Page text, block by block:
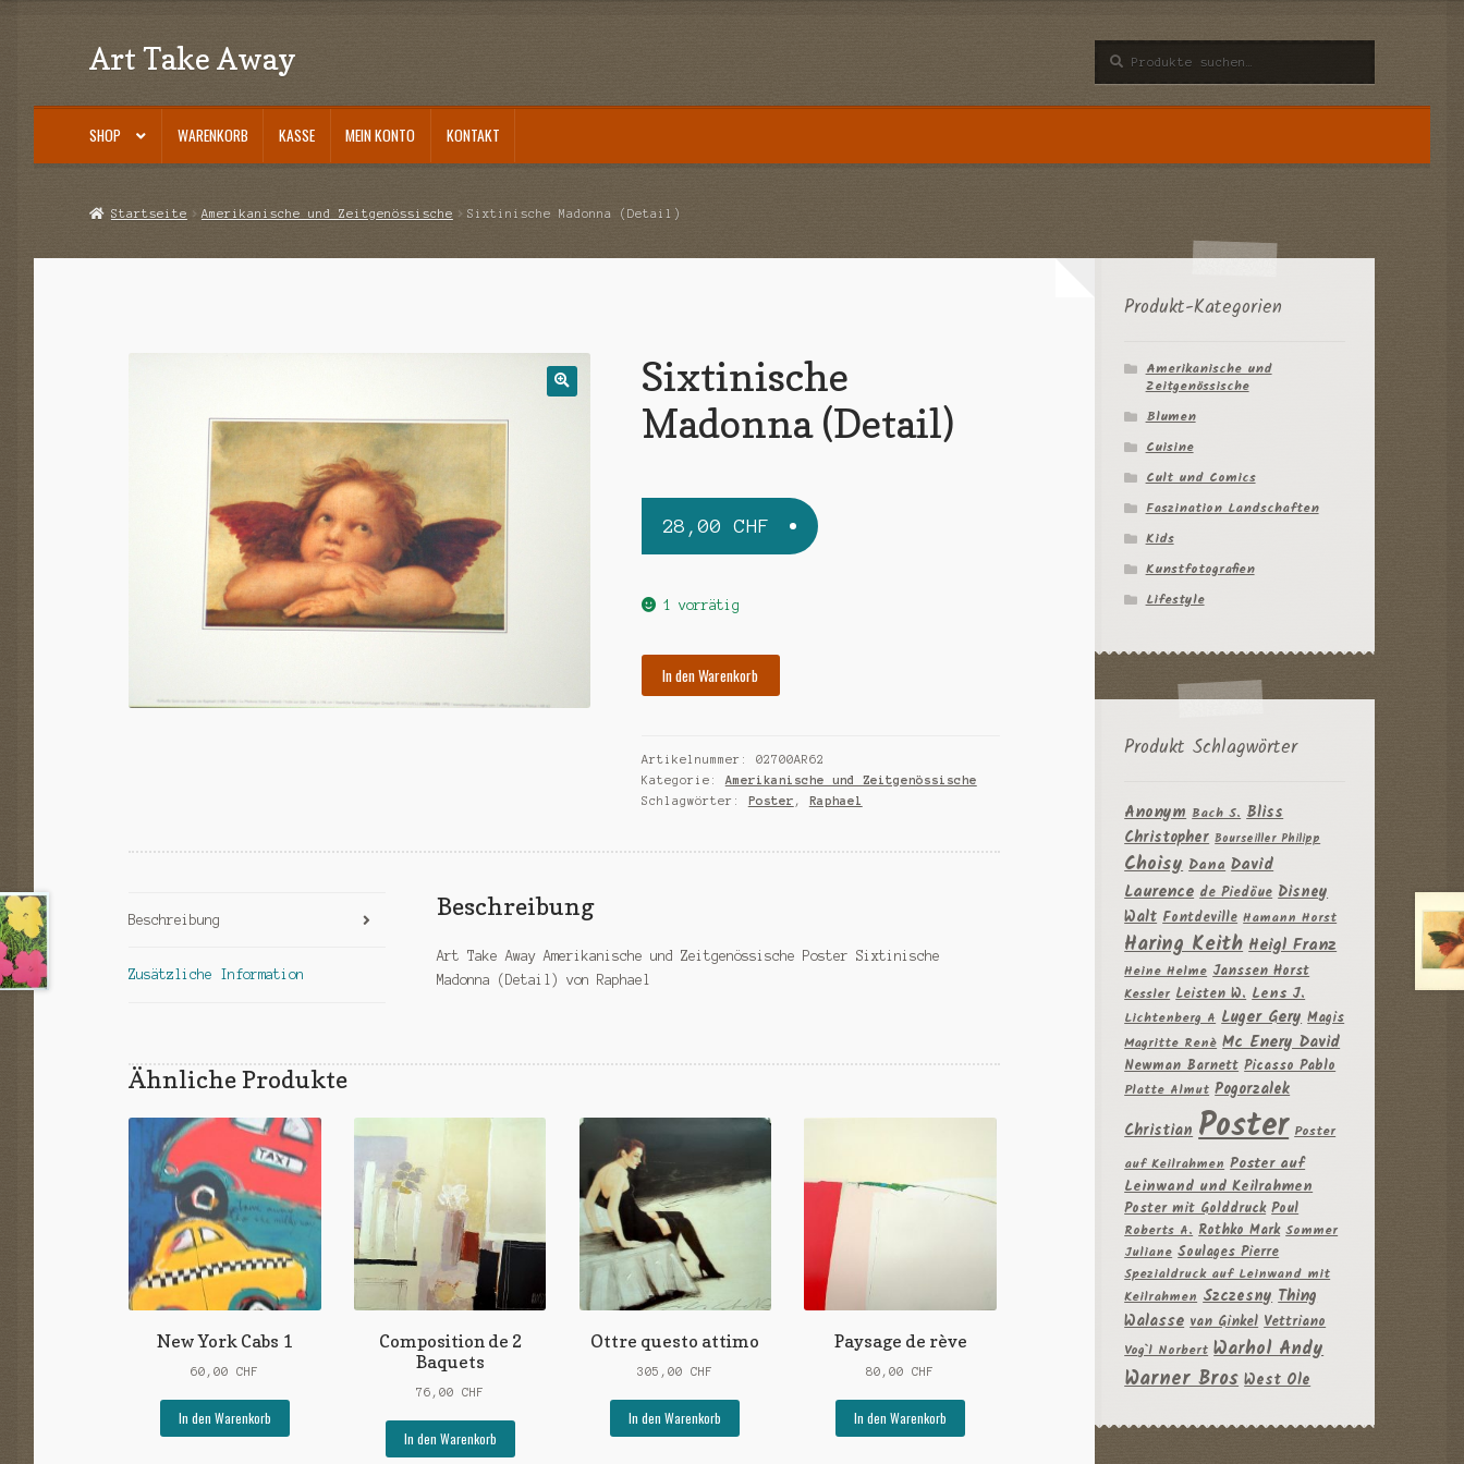
Zur
Navigation
Zum
Inhalt
Art Take Away
nach:
SHOP WARENKORB KASSE MEIN KONTO KONTAKT
Startseite Amerikanische und Zeitgenössische Sixtinische Madonna (Detail)
Sixtinische
Madonna (Detail)
28,00CHF
1 vorrätig
In den Warenkorb
Artikelnummer: 02700AR62
Kategorie: Amerikanische und Zeitgenössische
Schlagwörter:
Poster , Raphael
Beschreibung
Zusätzliche Information
Beschreibung
Art Take Away Amerikanische und Zeitgenössische Poster Sixtinische
Madonna (Detail) von Raphael
Ähnliche Produkte
New York Cabs 1
60,00 CHF
In den Warenkorb
Composition de 2
Baquets
76,00 CHF
In den Warenkorb
Ottre questo attimo
305,00 CHF
In den Warenkorb
Paysage de rève
80,00CHF
In den Warenkorb
Produkt-Kategorien
Amerikanische und
Zeitgenössische
Blumen
Cuisine
Cult und Comics
Faszination Landschaften
Kids
Kunstfotografien
Lifestyle
Produkt Schlagwörter
Anonym Bach S. Bliss
Christopher Bourseiller Philipp
Choisy Dana David
Laurence de Piedöue Disney
Walt Fontdeville Hamann Horst
Haring Keith Heigl Franz
Heine Helme Janssen Horst
Kessler Leisten W. Lens J.
Lichtenberg A Luger Gery Magis
Magritte Renè Mc Enery David
Newman Barnett Picasso Pablo
Platte Almut Pogorzalek
Christian Poster Poster
auf Keilrahmen Poster auf
Leinwand und Keilrahmen
Poster mit Golddruck Poul
Roberts A. Rothko Mark Sommer
Juliane Soulages Pierre
Spezialdruck auf Leinwand mit
Keilrahmen Szczesny Thing
Walasse van Ginkel Vettriano
Vog`l Norbert Warhol Andy
Warner Bros West Ole